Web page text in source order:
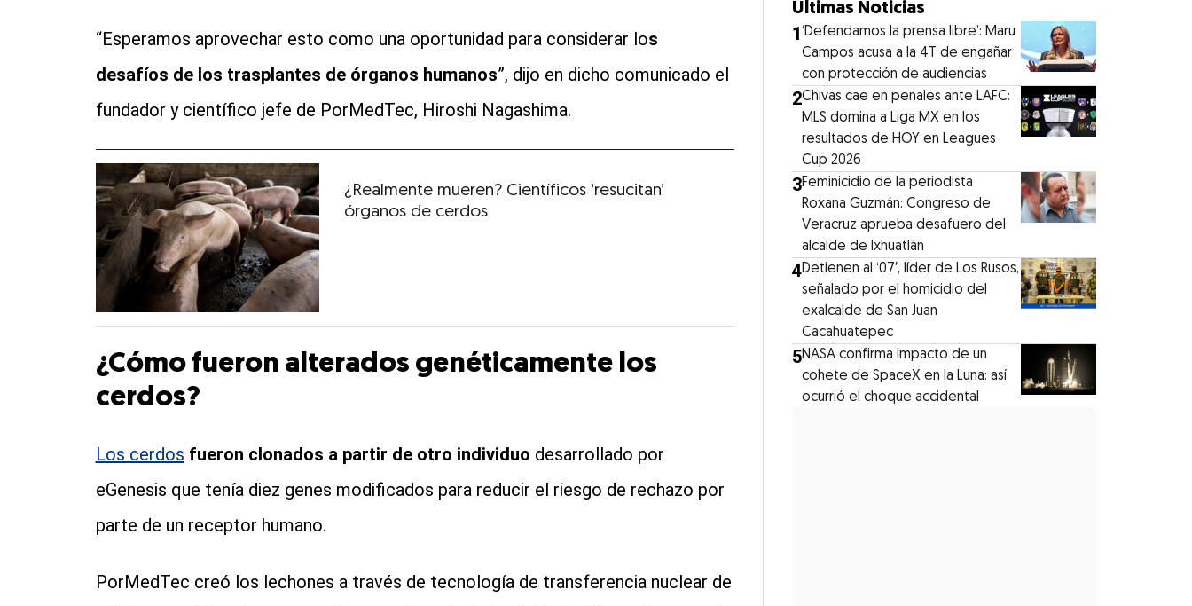
“Esperamos aprovechar esto como una oportunidad para considerar los
desafíos de los trasplantes de órganos humanos”, dijo en dicho comunicado el
fundador y científico jefe de PorMedTec, Hiroshi Nagashima.
¿Realmente mueren? Científicos ‘resucitan’
órganos de cerdos
¿Cómo fueron alterados genéticamente los
cerdos?
Los cerdos fueron clonados a partir de otro individuo desarrollado por
eGenesis que tenía diez genes modificados para reducir el riesgo de rechazo por
parte de un receptor humano.
PorMedTec creó los lechones a través de tecnología de transferencia nuclear de
Últimas Noticias
1‘Defendamos la prensa libre’: Maru
Campos acusa a la 4T de engañar
con protección de audiencias
2Chivas cae en penales ante LAFC:
MLS domina a Liga MX en los
resultados de HOY en Leagues
Cup 2026
3Feminicidio de la periodista
Roxana Guzmán: Congreso de
Veracruz aprueba desafuero del
alcalde de Ixhuatlán
4Detienen al ‘07′, líder de Los Rusos,
señalado por el homicidio del
exalcalde de San Juan
Cacahuatepec
5NASA confirma impacto de un
cohete de SpaceX en la Luna: así
ocurrió el choque accidental